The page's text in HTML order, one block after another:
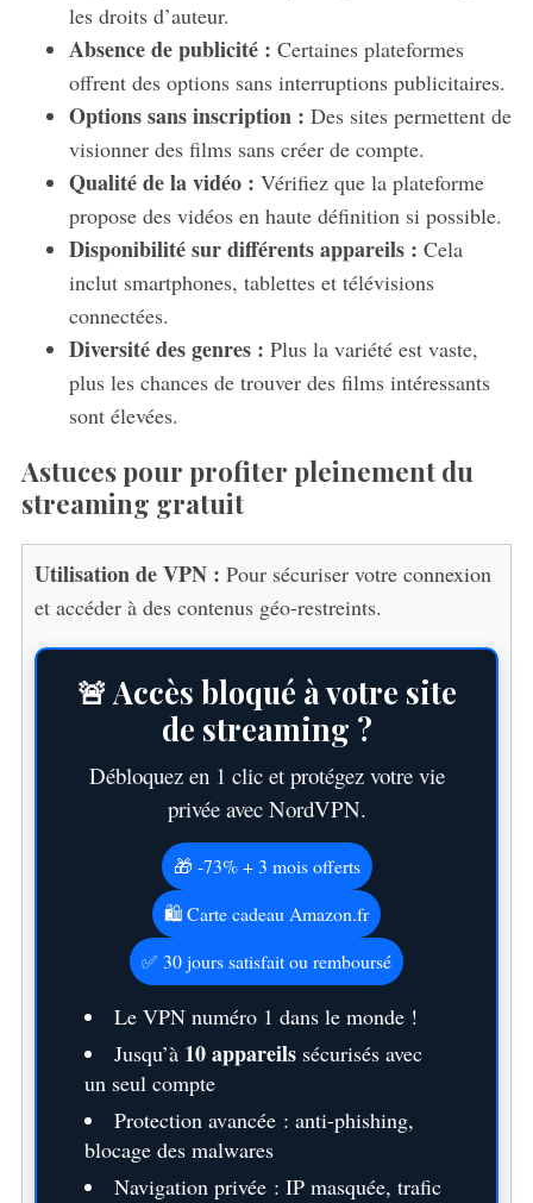
les droits d’auteur.
Absence de publicité : Certaines plateformes
offrent des options sans interruptions publicitaires.
Options sans inscription : Des sites permettent de
visionner des films sans créer de compte.
Qualité de la vidéo : Vérifiez que la plateforme
propose des vidéos en haute définition si possible.
Disponibilité sur différents appareils : Cela
inclut smartphones, tablettes et télévisions
connectées.
Diversité des genres : Plus la variété est vaste,
plus les chances de trouver des films intéressants
sont élevées.
Astuces pour profiter pleinement du
streaming gratuit
Utilisation de VPN : Pour sécuriser votre connexion
et accéder à des contenus géo-restreints.
🚨 Accès bloqué à votre site
de streaming ?
Débloquez en 1 clic et protégez votre vie
privée avec NordVPN.
🎁 -73% + 3 mois offerts
🛍️ Carte cadeau Amazon.fr
✅ 30 jours satisfait ou remboursé
Le VPN numéro 1 dans le monde !
Jusqu’à 10 appareilssécurisés avec
un seul compte
Protection avancée : anti-phishing,
blocage des malwares
Navigation privée : IP masquée, trafic